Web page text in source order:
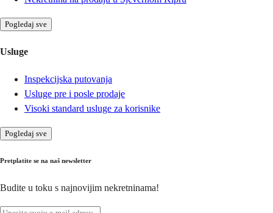
Pogledaj sve
Usluge
Inspekcijska putovanja
Usluge pre i posle prodaje
Visoki standard usluge za korisnike
Pogledaj sve
Pretplatite se na naš newsletter
Budite u toku s najnovijim nekretninama!